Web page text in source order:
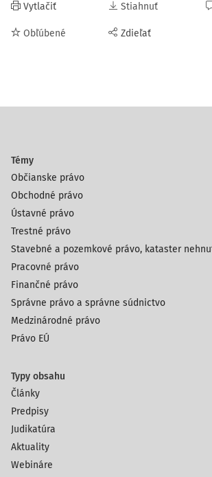
Vytlačiť
Obľúbené
Stiahnuť
Zdieľať
Témy
Občianske právo
Obchodné právo
Ústavné právo
Trestné právo
Stavebné a pozemkové právo, kataster
Pracovné právo
Finančné právo
Správne právo a správne súdnictvo
Medzinárodné právo
Právo EÚ
Typy obsahu
Články
Predpisy
Judikatúra
Aktuality
Webináre